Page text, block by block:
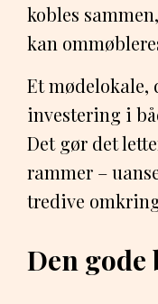
kobles
kan
Et mødelokale,
investering i
Det gør det
rammer –
tredive
Den gode